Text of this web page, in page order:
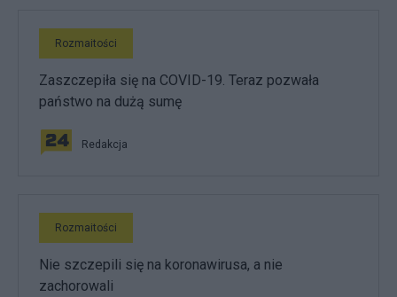
Rozmaitości
Zaszczepiła się na COVID-19. Teraz pozwała
państwo na dużą sumę
Redakcja
Rozmaitości
Nie szczepili się na koronawirusa, a nie
zachorowali